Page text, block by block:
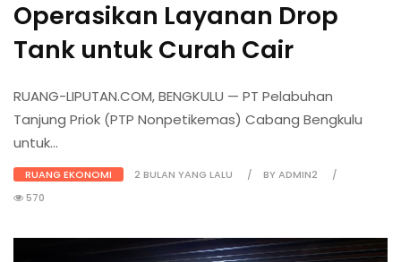
Operasikan Layanan Drop
Tank untuk Curah Cair
RUANG-LIPUTAN.COM, BENGKULU — PT Pelabuhan
Tanjung Priok (PTP Nonpetikemas) Cabang Bengkulu
untuk...
RUANG EKONOMI 2 BULAN YANG LALU
BY ADMIN2
570